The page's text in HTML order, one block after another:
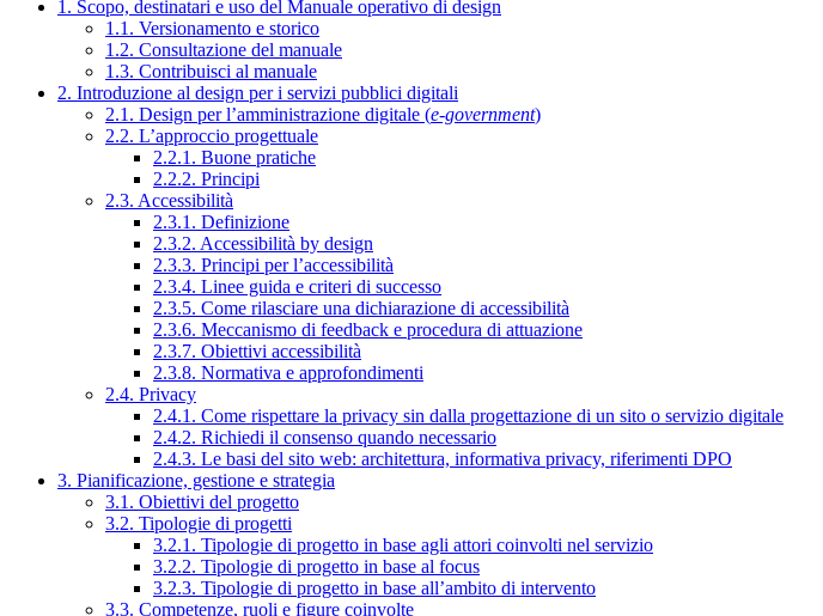
1. Scopo, destinatari e uso del Manuale operativo di design
1.1. Versionamento e storico
1.2. Consultazione del manuale
1.3. Contribuisci al manuale
2. Introduzione al design per i servizi pubblici digitali
2.1. Design per l’amministrazione digitale (e-government)
2.2. L’approccio progettuale
2.2.1. Buone pratiche
2.2.2. Principi
2.3. Accessibilità
2.3.1. Definizione
2.3.2. Accessibilità by design
2.3.3. Principi per l’accessibilità
2.3.4. Linee guida e criteri di successo
2.3.5. Come rilasciare una dichiarazione di accessibilità
2.3.6. Meccanismo di feedback e procedura di attuazione
2.3.7. Obiettivi accessibilità
2.3.8. Normativa e approfondimenti
2.4. Privacy
2.4.1. Come rispettare la privacy sin dalla progettazione di un sito o servizio digitale
2.4.2. Richiedi il consenso quando necessario
2.4.3. Le basi del sito web: architettura, informativa privacy, riferimenti DPO
3. Pianificazione, gestione e strategia
3.1. Obiettivi del progetto
3.2. Tipologie di progetti
3.2.1. Tipologie di progetto in base agli attori coinvolti nel servizio
3.2.2. Tipologie di progetto in base al focus
3.2.3. Tipologie di progetto in base all’ambito di intervento
3.3. Competenze, ruoli e figure coinvolte